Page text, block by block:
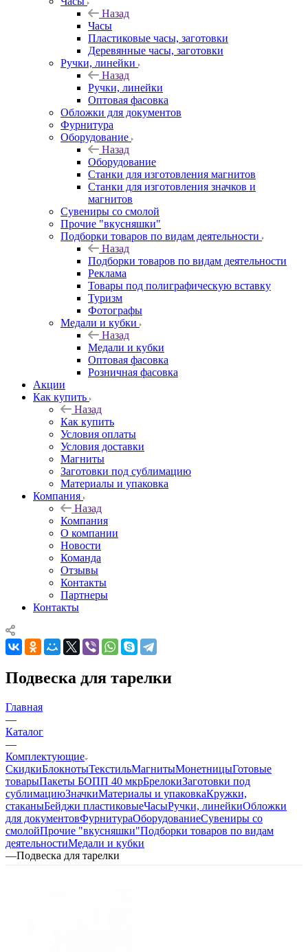
Назад
Часы
Пластиковые часы, заготовки
Деревянные часы, заготовки
Ручки, линейки
Назад
Ручки, линейки
Оптовая фасовка
Обложки для документов
Фурнитура
Оборудование
Назад
Оборудование
Станки для изготовления магнитов
Станки для изготовления значков и
магнитов
Сувениры со смолой
Прочие "вкусняшки"
Подборки товаров по видам деятельности
Назад
Подборки товаров по видам деятельности
Реклама
Товары под полиграфическую вставку
Туризм
Фотографы
Медали и кубки
Назад
Медали и кубки
Оптовая фасовка
Розничная фасовка
Акции
Как купить
Назад
Как купить
Условия оплаты
Условия доставки
Магниты
Заготовки под сублимацию
Материалы и упаковка
Компания
Назад
Компания
О компании
Новости
Команда
Отзывы
Контакты
Партнеры
Контакты
Подвеска для тарелки
Главная
—
Каталог
—
Комплектующие
СкидкиБлокнотыТекстильМагнитыМонетницыГотовые
товарыПакеты БОПП 40 мкрБрелокиЗаготовки под
сублимациюЗначкиМатериалы и упаковкаКружки,
стаканыБейджи пластиковыеЧасыРучки, линейкиОбложки
для документовФурнитураОборудованиеСувениры со
смолойПрочие "вкусняшки"Подборки товаров по видам
деятельностиМедали и кубки
—Подвеска для тарелки